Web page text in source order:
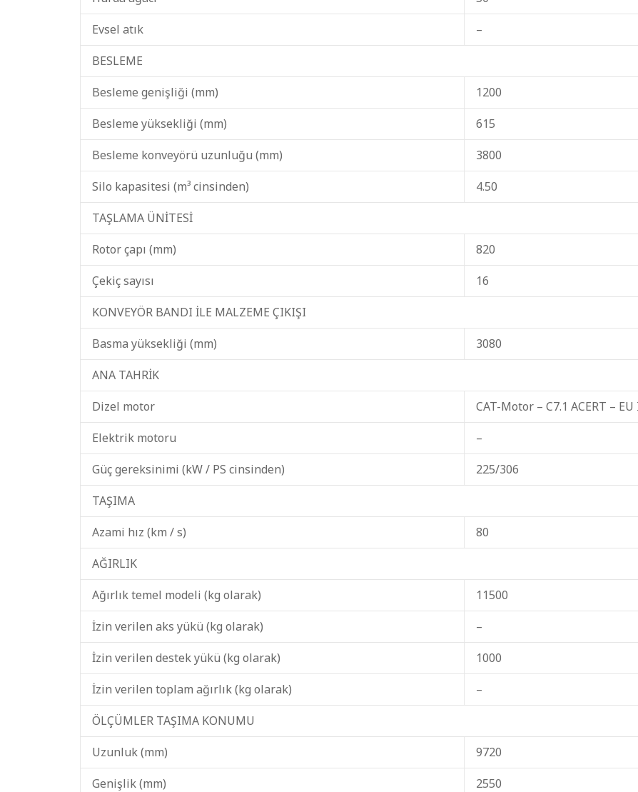
Evsel atık
–
BESLEME
Besleme genişliği (mm)
1200
Besleme yüksekliği (mm)
615
Besleme konveyörü uzunluğu (mm)
3800
Silo kapasitesi (m³ cinsinden)
4.50
TAŞLAMA ÜNİTESİ
Rotor çapı (mm)
820
Çekiç sayısı
16
KONVEYÖR BANDI İLE MALZEME ÇIKIŞI
Basma yüksekliği (mm)
3080
ANA TAHRİK
Dizel motor
CAT-Motor – C7.1 ACERT –
Elektrik motoru
–
Güç gereksinimi (kW / PS cinsinden)
225/306
TAŞIMA
Azami hız (km / s)
80
AĞIRLIK
Ağırlık temel modeli (kg olarak)
11500
İzin verilen aks yükü (kg olarak)
–
İzin verilen destek yükü (kg olarak)
1000
İzin verilen toplam ağırlık (kg olarak)
–
ÖLÇÜMLER TAŞIMA KONUMU
Uzunluk (mm)
9720
Genişlik (mm)
2550